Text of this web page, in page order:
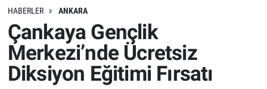
HABERLER ANKARA
Çankaya Gençlik
Merkezi’nde Ücretsiz
Diksiyon Eğitimi Fırsatı